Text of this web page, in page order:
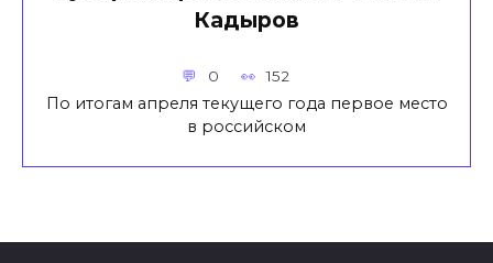
Кадыров
0 152
По итогам апреля текущего года первое место
в российском